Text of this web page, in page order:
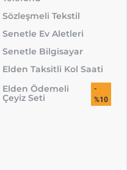
Sözleşmeli Tekstil
Senetle Ev Aletleri
Senetle Bilgisayar
Elden Taksitli Kol Saati
Elden Ödemeli
Çeyiz Seti
-
%10